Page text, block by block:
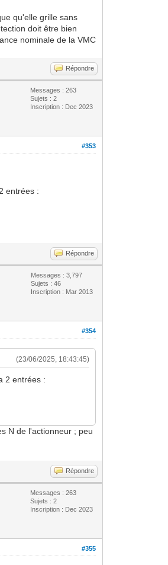
qu'elle grille sans
doit être bien
nominale de la VMC
Répondre
Messages : 263
Sujets : 2
Inscription : Dec 2023
#353
entrées :
Répondre
Messages : 3,797
Sujets : 46
Inscription : Mar 2013
#354
(23/06/2025, 18:43:45)
2 entrées :
N de l'actionneur ; peu
Répondre
Messages : 263
Sujets : 2
Inscription : Dec 2023
#355